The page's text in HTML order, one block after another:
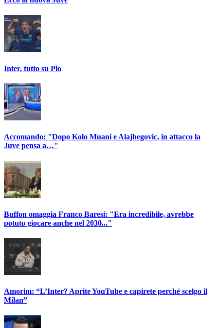
Inter, tutto su Pio
Accomando: "Dopo Kolo Muani e Alajbegovic, in attacco la
Juve pensa a…"
Buffon omaggia Franco Baresi: "Era incredibile, avrebbe
potuto giocare anche nel 2030..."
Amorim: “L’Inter? Aprite YouTube e capirete perché scelgo il
Milan”